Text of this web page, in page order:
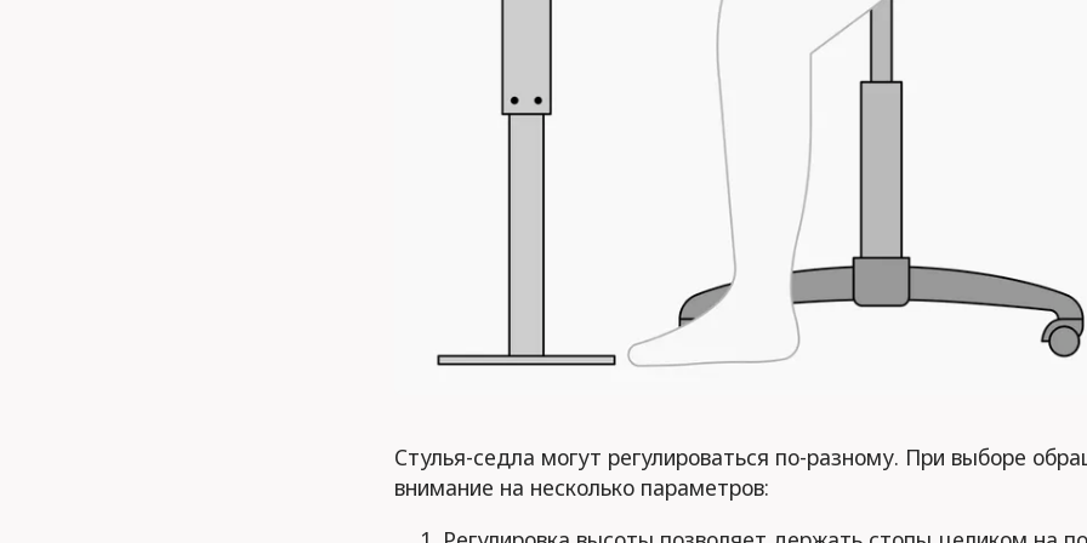
Стулья-седла могут регулироваться по-разному. При выборе
внимание на несколько параметров: